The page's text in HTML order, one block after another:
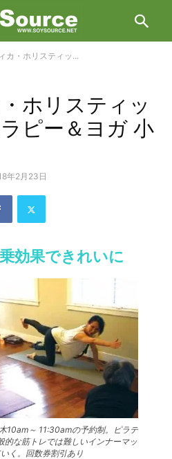
カ・ホリスティッ...
ホリスティッ
ピー＆ヨガ 小
年2月23日
効果できれいに
10am～ 11:30amの予約制。ピラテ
的な筋トレでは難しいインナーマッ
く。回数券割引あり